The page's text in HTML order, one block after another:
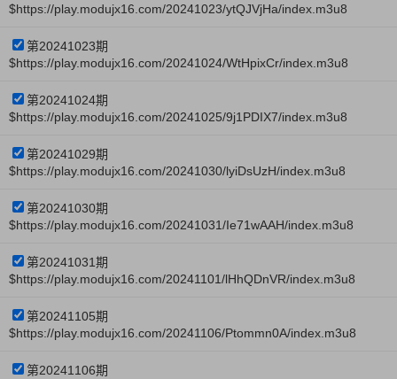
$https://play.modujx16.com/20241023/ytQJVjHa/index.m3u8
第20241023期
$https://play.modujx16.com/20241024/WtHpixCr/index.m3u8
第20241024期
$https://play.modujx16.com/20241025/9j1PDIX7/index.m3u8
第20241029期
$https://play.modujx16.com/20241030/lyiDsUzH/index.m3u8
第20241030期
$https://play.modujx16.com/20241031/Ie71wAAH/index.m3u8
第20241031期
$https://play.modujx16.com/20241101/lHhQDnVR/index.m3u8
第20241105期
$https://play.modujx16.com/20241106/Ptommn0A/index.m3u8
第20241106期